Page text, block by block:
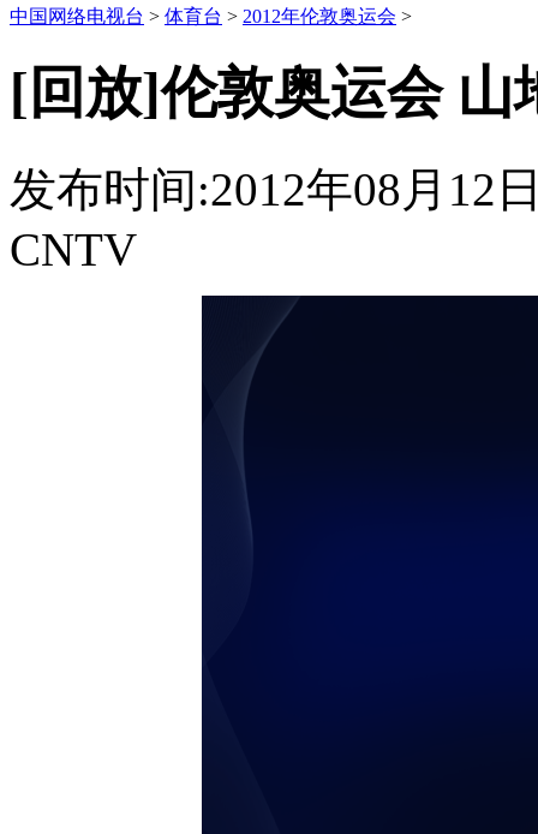
中国网络电视台 > 体育台 > 2012年伦敦奥运会 >
[回放]伦敦奥运会 山
发布时间:2012年08月12
CNTV